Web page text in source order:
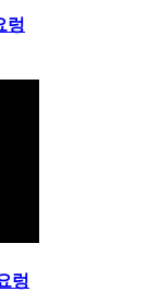
렁
렁